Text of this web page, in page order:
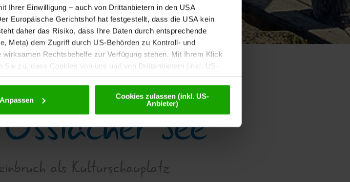
Ihrer Einwilligung – auch von Drittanbietern in den USA
Europäische Gerichtshof hat festgestellt, dass die USA kein
daher das Risiko, dass Ihre Daten durch entsprechende
Meta) dem Zugriff durch US-Behörden zu Kontroll- und
Rechtsbehelfe zur Verfügung stehen. Mit Ihrem Klick
zu, dass Cookies von uns und von Drittanbietern (inkl. US-
Anpassen
Cookies zulassen (inkl. US-
Anbieter)
unten scrollen
See
als Kulturschauplatz